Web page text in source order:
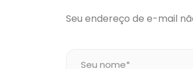
Seu endereço de e-mail